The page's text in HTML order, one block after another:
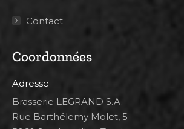
Contact
Coordonnées
Adresse
Brasserie LEGRAND S.A.
Rue Barthélemy Molet, 5